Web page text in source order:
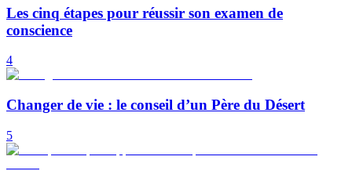
Les cinq étapes pour réussir son examen de
conscience
4
Changer de vie : le conseil d’un Père du Désert
5